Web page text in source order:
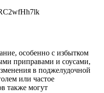
особенно с избытком
приправами и соусами,
в поджелудочной
или частое
также могут